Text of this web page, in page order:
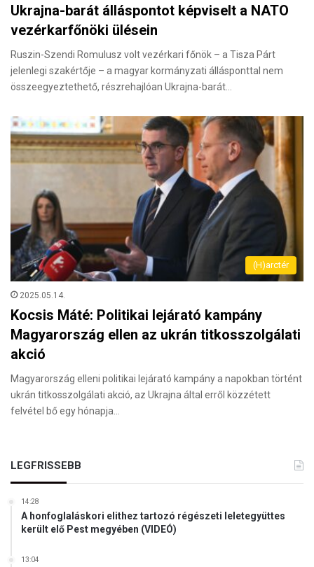
Ukrajna-barát álláspontot képviselt a NATO
vezérkarfőnöki ülésein
Ruszin-Szendi Romulusz volt vezérkari főnök – a Tisza Párt
jelenlegi szakértője – a magyar kormányzati állásponttal nem
összeegyeztethető, részrehajlóan Ukrajna-barát…
(H)arctér
2025.05.14.
Kocsis Máté: Politikai lejárató kampány
Magyarország ellen az ukrán titkosszolgálati
akció
Magyarország elleni politikai lejárató kampány a napokban történt
ukrán titkosszolgálati akció, az Ukrajna által erről közzétett
felvétel bő egy hónapja…
LEGFRISSEBB
14:28
A honfoglaláskori elithez tartozó régészeti leletegyüttes
került elő Pest megyében (VIDEÓ)
13:04